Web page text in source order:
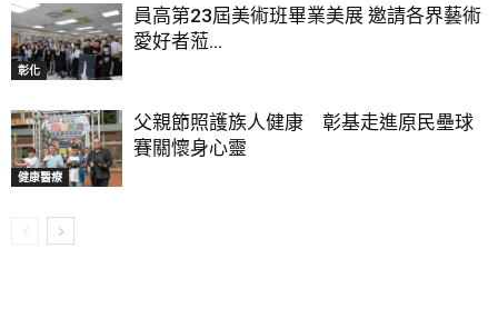
彰化
員高第23屆美術班畢業美展 邀請各界藝術
愛好者蒞...
健康醫療
父親節照護族人健康 彰基走進原民壘球
賽關懷身心靈